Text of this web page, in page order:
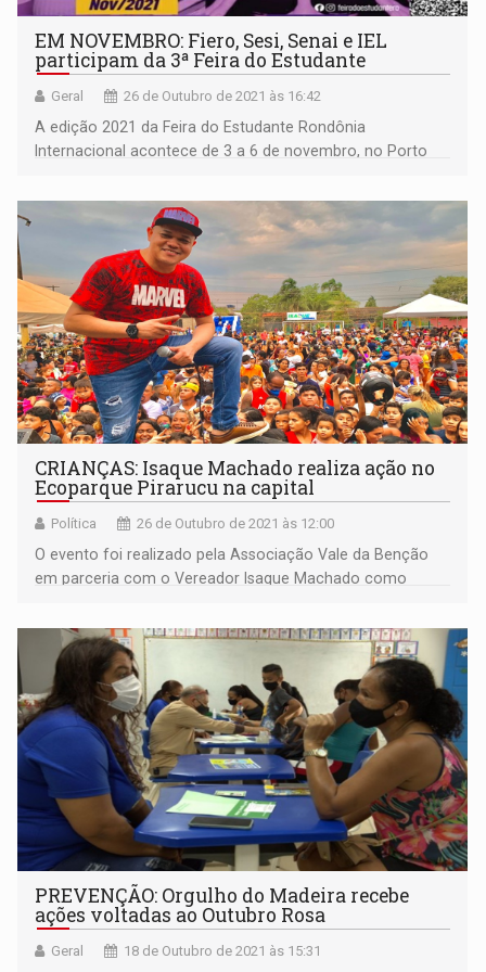
EM NOVEMBRO: Fiero, Sesi, Senai e IEL
participam da 3ª Feira do Estudante
Geral 26 de Outubro de 2021 às 16:42
A edição 2021 da Feira do Estudante Rondônia
Internacional acontece de 3 a 6 de novembro, no Porto
CRIANÇAS: Isaque Machado realiza ação no
Ecoparque Pirarucu na capital
Política 26 de Outubro de 2021 às 12:00
O evento foi realizado pela Associação Vale da Benção
em parceria com o Vereador Isaque Machado como
PREVENÇÃO: Orgulho do Madeira recebe
ações voltadas ao Outubro Rosa
Geral 18 de Outubro de 2021 às 15:31